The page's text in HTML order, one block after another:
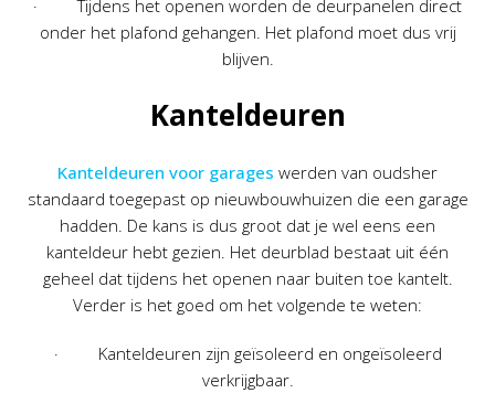
· Tijdens het openen worden de deurpanelen direct
onder het plafond gehangen. Het plafond moet dus vrij
blijven.
Kanteldeuren
Kanteldeuren voor garages werden van oudsher
standaard toegepast op nieuwbouwhuizen die een garage
hadden. De kans is dus groot dat je wel eens een
kanteldeur hebt gezien. Het deurblad bestaat uit één
geheel dat tijdens het openen naar buiten toe kantelt.
Verder is het goed om het volgende te weten:
· Kanteldeuren zijn geïsoleerd en ongeïsoleerd
verkrijgbaar.